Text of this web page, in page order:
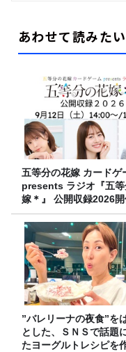
あわせて読みたい
五等分の花嫁 カードゲ
presents ラジオ『五
嫁＊』 公開収録2026
定！
”バレリーナの夜食”を
とした、ＳＮＳで話題
たヨーグルトレシピを